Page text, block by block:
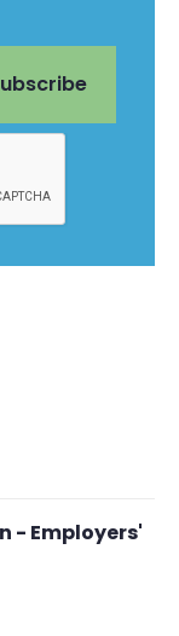
- Employers'